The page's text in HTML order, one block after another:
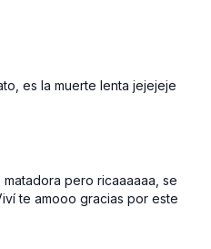
3 minutos
totales.
de triceps trasero 12 rep |
de 4 15 rep | Push ups para
es la muerte lenta jejejeje
pero ricaaaaaa, se
te amooo gracias por este